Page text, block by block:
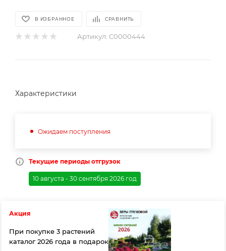
В ИЗБРАННОЕ СРАВНИТЬ
Артикул: С0000444
Характеристики
Ожидаем поступления
Текущие периоды отгрузок
10 августа - 30 сентября 2026 год
Акция
При покупке 3 растений
каталог 2026 года в подарок